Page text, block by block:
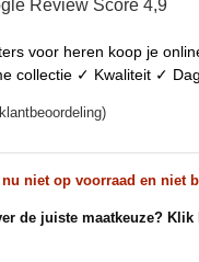
Review Score 4,9
voor heren koop je
collectie ✓ Kwaliteit ✓
klantbeoordeling)
niet op voorraad en niet
de juiste maatkeuze? Klik